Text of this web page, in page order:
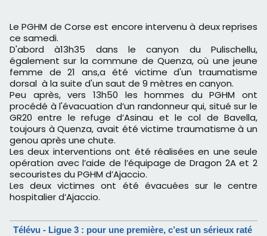
Le PGHM de Corse est encore intervenu à deux reprises
ce samedi.
D'abord à13h35 dans le canyon du Pulischellu,
également sur la commune de Quenza, où une jeune
femme de 21 ans,a été victime d'un traumatisme
dorsal à la suite d'un saut de 9 mètres en canyon.
Peu après, vers 13h50 les hommes du PGHM ont
procédé à l'évacuation d’un randonneur qui, situé sur le
GR20 entre le refuge d’Asinau et le col de Bavella,
toujours à Quenza, avait été victime traumatisme à un
genou après une chute.
Les deux interventions ont été réalisées en une seule
opération avec l’aide de l’équipage de Dragon 2A et 2
secouristes du PGHM d’Ajaccio.
Les deux victimes ont été évacuées sur le centre
hospitalier d’Ajaccio.
Télévu - Ligue 3 : pour une première, c’est un sérieux raté